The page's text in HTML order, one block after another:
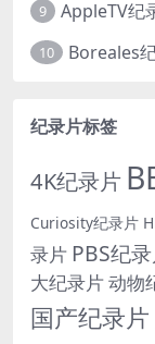
9
10
纪录片标签
4K纪录片
Curiosity纪录片
录片 PBS纪
大纪录片动物
国产纪录片